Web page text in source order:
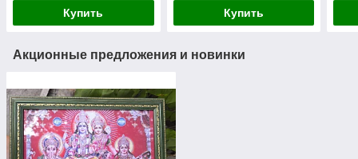
Купить Купить
Акционные предложения и новинки